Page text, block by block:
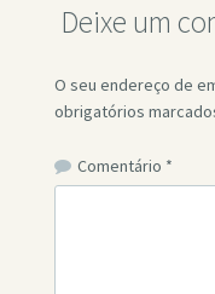
Deixe um
O seu endereço de
obrigatórios
Comentário *